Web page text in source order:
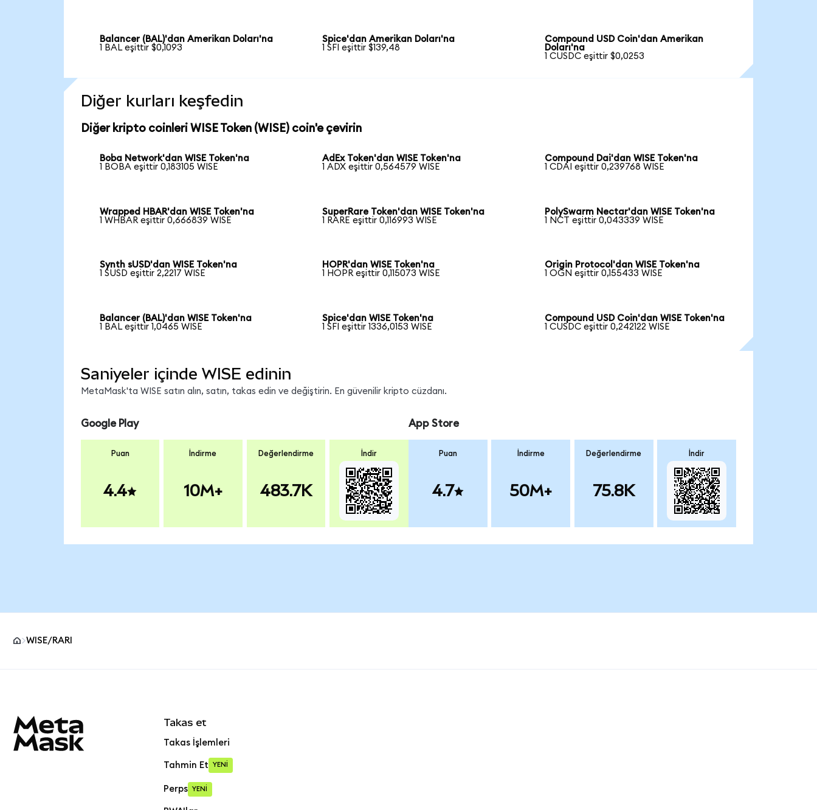
Balancer (BAL)'dan Amerikan Doları'na
1 BAL eşittir $0,1093
Spice'dan Amerikan Doları'na
1 SFI eşittir $139,48
Compound USD Coin'dan Amerikan
Doları'na
1 CUSDC eşittir $0,0253
Diğer kurları keşfedin
Diğer kripto coinleri WISE Token (WISE) coin'e çevirin
Boba Network'dan WISE Token'na
1 BOBA eşittir 0,183105 WISE
AdEx Token'dan WISE Token'na
1 ADX eşittir 0,564579 WISE
Compound Dai'dan WISE Token'na
1 CDAI eşittir 0,239768 WISE
Wrapped HBAR'dan WISE Token'na
1 WHBAR eşittir 0,666839 WISE
SuperRare Token'dan WISE Token'na
1 RARE eşittir 0,116993 WISE
PolySwarm Nectar'dan WISE Token'na
1 NCT eşittir 0,043339 WISE
Synth sUSD'dan WISE Token'na
1 SUSD eşittir 2,2217 WISE
HOPR'dan WISE Token'na
1 HOPR eşittir 0,115073 WISE
Origin Protocol'dan WISE Token'na
1 OGN eşittir 0,155433 WISE
Balancer (BAL)'dan WISE Token'na
1 BAL eşittir 1,0465 WISE
Spice'dan WISE Token'na
1 SFI eşittir 1336,0153 WISE
Compound USD Coin'dan WISE Token'na
1 CUSDC eşittir 0,242122 WISE
Saniyeler içinde WISE edinin
MetaMask'ta WISE satın alın, satın, takas edin ve değiştirin. En güvenilir kripto cüzdanı.
Google Play
Puan
4.4
İndirme
10M+
Değerlendirme
483.7K
İndir
App Store
Puan
4.7
İndirme
50M+
Değerlendirme
75.8K
İndir
WISE/RARI
Takas et
Takas İşlemleri
Tahmin Et YENİ
Perps YENİ